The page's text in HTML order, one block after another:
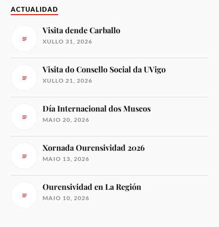
ACTUALIDAD
Visita dende Carballo
XULLO 31, 2026
Visita do Consello Social da UVigo
XULLO 21, 2026
Día Internacional dos Museos
MAIO 20, 2026
Xornada Ourensividad 2026
MAIO 13, 2026
Ourensividad en La Región
MAIO 10, 2026